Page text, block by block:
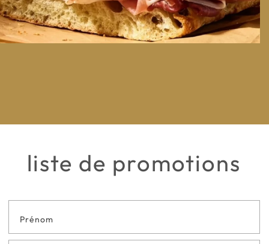
liste de promotions
de contact